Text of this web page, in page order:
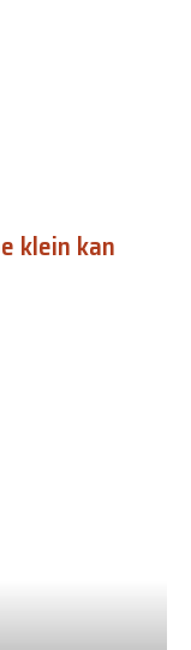
klein kan